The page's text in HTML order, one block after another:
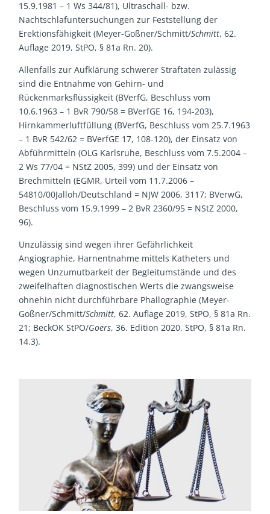
15.9.1981 – 1 Ws 344/81), Ultraschall- bzw.
Nachtschlafuntersuchungen zur Feststellung der
Erektionsfähigkeit (Meyer-Goßner/Schmitt/Schmitt, 62.
Auflage 2019, StPO, § 81a Rn. 20).
Allenfalls zur Aufklärung schwerer Straftaten zulässig
sind die Entnahme von Gehirn- und
Rückenmarksflüssigkeit (BVerfG, Beschluss vom
10.6.1963 – 1 BvR 790/58 = BVerfGE 16, 194-203),
Hirnkammerluftfüllung (BVerfG, Beschluss vom 25.7.1963
– 1 BvR 542/62 = BVerfGE 17, 108-120), der Einsatz von
Abführmitteln (OLG Karlsruhe, Beschluss vom 7.5.2004 –
2 Ws 77/04 = NStZ 2005, 399) und der Einsatz von
Brechmitteln (EGMR, Urteil vom 11.7.2006 –
54810/00Jalloh/Deutschland = NJW 2006, 3117; BVerwG,
Beschluss vom 15.9.1999 – 2 BvR 2360/95 = NStZ 2000,
96).
Unzulässig sind wegen ihrer Gefährlichkeit
Angiographie, Harnentnahme mittels Katheters und
wegen Unzumutbarkeit der Begleitumstände und des
zweifelhaften diagnostischen Werts die zwangsweise
ohnehin nicht durchführbare Phallographie (Meyer-
Goßner/Schmitt/Schmitt, 62. Auflage 2019, StPO, § 81a Rn.
21; BeckOK StPO/Goers, 36. Edition 2020, StPO, § 81a Rn.
14.3).